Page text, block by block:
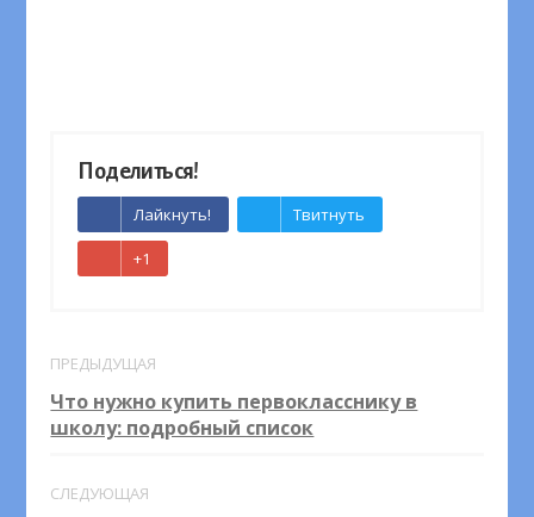
Поделиться!
Лайкнуть! Твитнуть
+1
ПРЕДЫДУЩАЯ
Что нужно купить первокласснику в
школу: подробный список
СЛЕДУЮЩАЯ